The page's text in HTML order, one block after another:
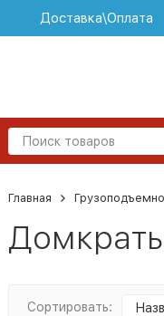
Доставка\Оплата
Главная
Сортировать: